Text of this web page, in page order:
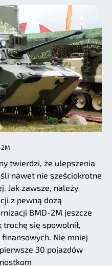
2M
twierdzi, że ulepszenia
nawet nie sześciokrotne
Jak zawsze, należy
z pewną dozą
BMD-2M jeszcze
się spowolnił,
Nie mniej
30 pojazdów